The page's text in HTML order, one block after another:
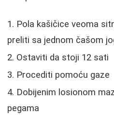
Pola kašičice veoma
preliti sa jednom čašom
Ostaviti da stoji 12 sati
Procediti pomoću gaze
Dobijenim losionom
pegama